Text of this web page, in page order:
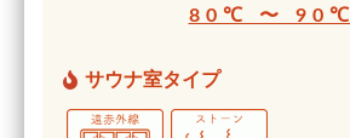
80℃ 〜 90℃
サウナ室タイプ